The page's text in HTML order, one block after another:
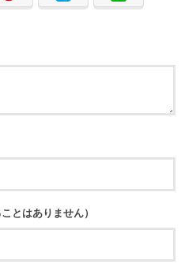
とはありません）